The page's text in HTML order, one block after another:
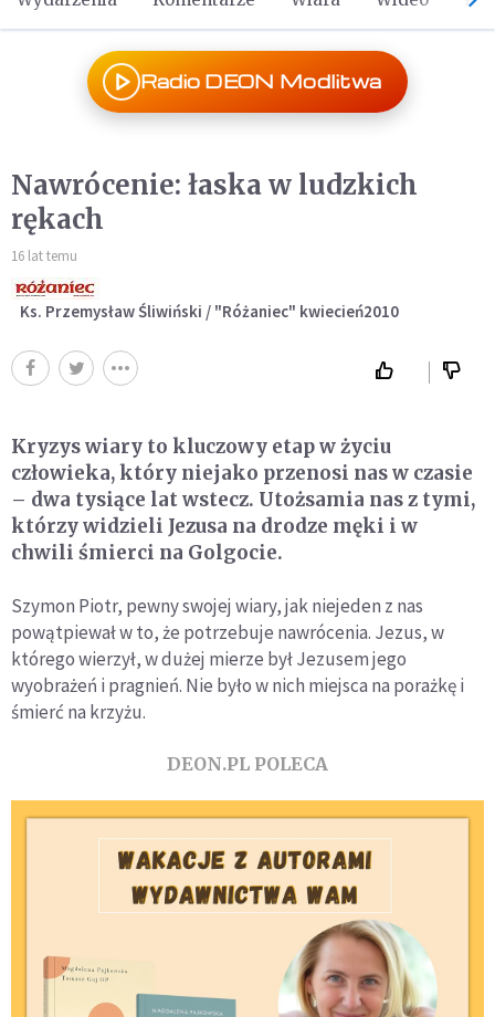
Radio DEON Modlitwa
Nawrócenie: łaska w ludzkich
rękach
16 lat temu
Ks. Przemysław Śliwiński / "Różaniec" kwiecień2010
Kryzys wiary to kluczowy etap w życiu
człowieka, który niejako przenosi nas w czasie
– dwa tysiące lat wstecz. Utożsamia nas z tymi,
którzy widzieli Jezusa na drodze męki i w
chwili śmierci na Golgocie.
Szymon Piotr, pewny swojej wiary, jak niejeden z nas
powątpiewał w to, że potrzebuje nawrócenia. Jezus, w
którego wierzył, w dużej mierze był Jezusem jego
wyobrażeń i pragnień. Nie było w nich miejsca na porażkę i
śmierć na krzyżu.
DEON.PL POLECA